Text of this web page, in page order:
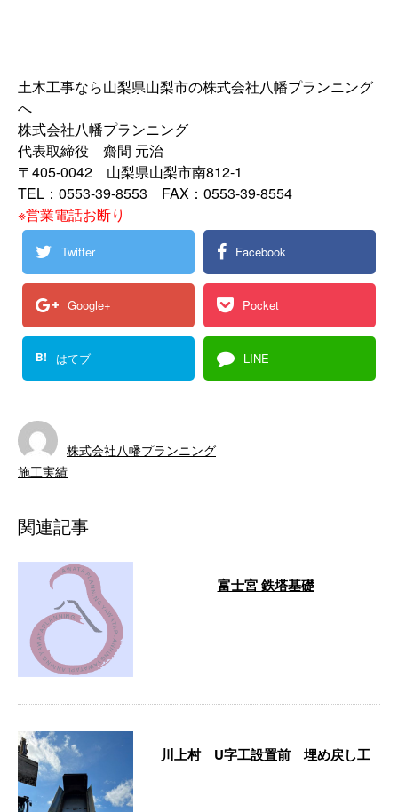
土木工事なら山梨県山梨市の株式会社八幡プランニング
へ
株式会社八幡プランニング
代表取締役 齋間 元治
〒405-0042 山梨県山梨市南812-1
TEL：0553-39-8553 FAX：0553-39-8554
※営業電話お断り
Twitter Facebook
Google+ Pocket
B! はてブ LINE
株式会社八幡プランニング
施工実績
関連記事
富士宮 鉄塔基礎
川上村 U字工設置前 埋め戻し工